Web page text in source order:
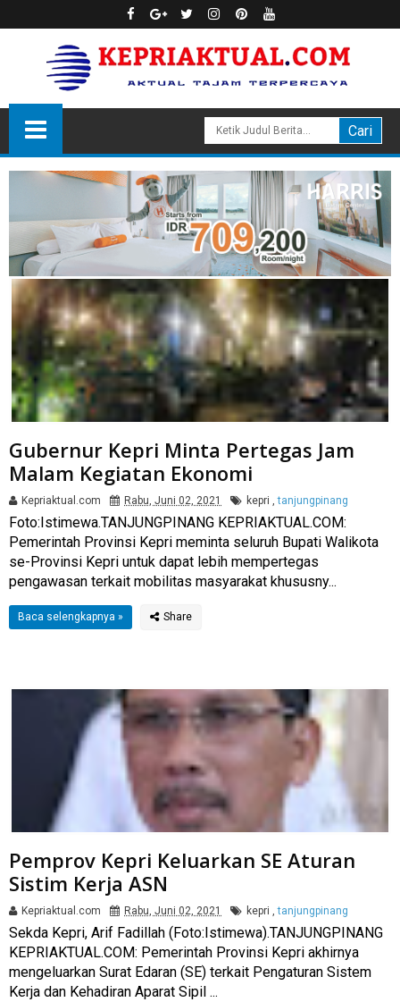
Gubernur Kepri Minta Pertegas Jam
Malam Kegiatan Ekonomi
Kepriaktual.com Rabu, Juni 02, 2021 kepri tanjungpinang
Foto:Istimewa.TANJUNGPINANG KEPRIAKTUAL.COM:
Pemerintah Provinsi Kepri meminta seluruh Bupati Walikota
se-Provinsi Kepri untuk dapat lebih mempertegas
pengawasan terkait mobilitas masyarakat khususny...
Baca selengkapnya »
Pemprov Kepri Keluarkan SE Aturan
Sistim Kerja ASN
Kepriaktual.com Rabu, Juni 02, 2021 kepri tanjungpinang
Sekda Kepri, Arif Fadillah (Foto:Istimewa).TANJUNGPINANG
KEPRIAKTUAL.COM: Pemerintah Provinsi Kepri akhirnya
mengeluarkan Surat Edaran (SE) terkait Pengaturan Sistem
Kerja dan Kehadiran Aparat Sipil ...